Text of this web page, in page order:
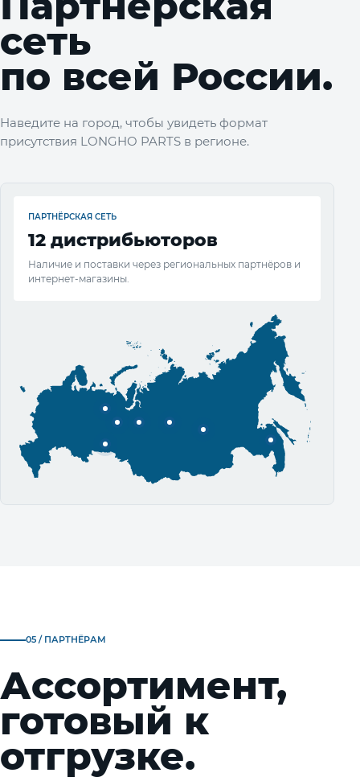
сеть
по всей России.
Наведите на город, чтобы увидеть формат
присутствия LONGHO PARTS в регионе.
ПАРТНЁРСКАЯ СЕТЬ
12 дистрибьюторов
Наличие и поставки через региональных партнёров и
интернет-магазины.
05 / ПАРТНЁРАМ
Ассортимент,
готовый к
отгрузке.